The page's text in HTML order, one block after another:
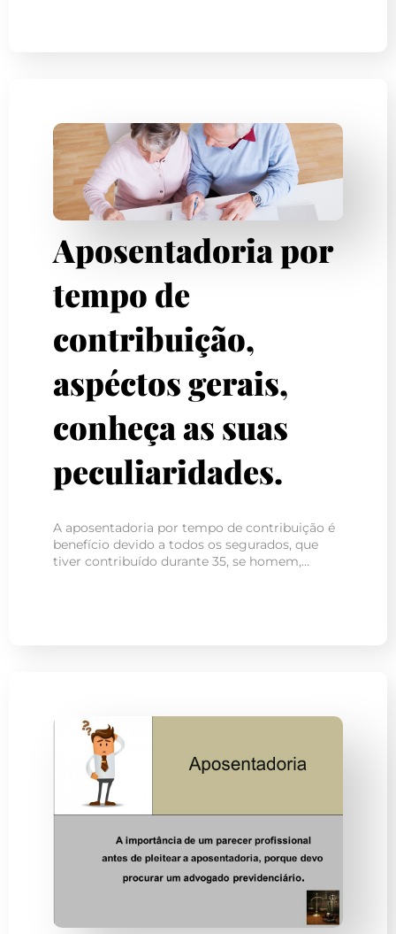
Aposentadoria por
tempo de
contribuição,
aspéctos gerais,
conheça as suas
peculiaridades.
A aposentadoria por tempo de contribuição é
benefício devido a todos os segurados, que
tiver contribuído durante 35, se homem,…